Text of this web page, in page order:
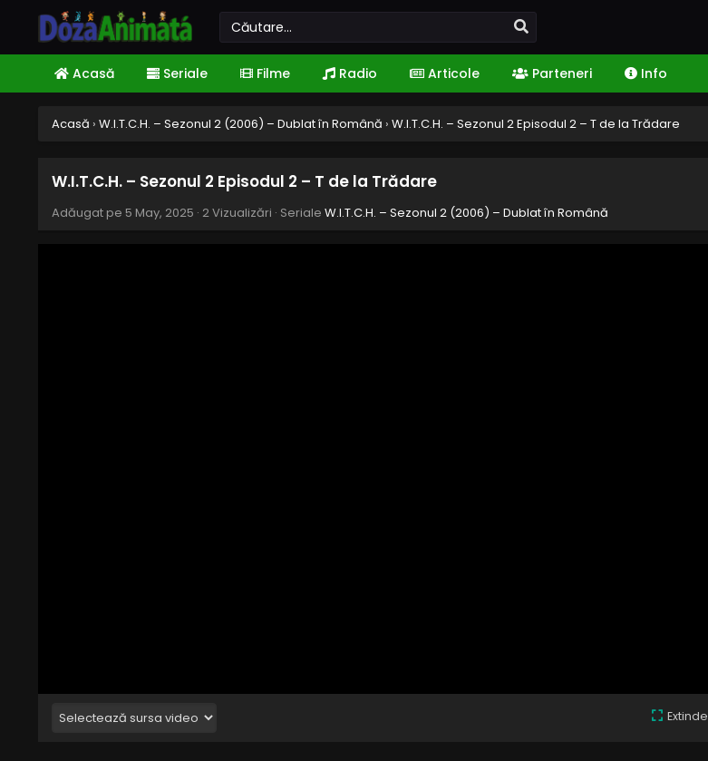
Acasă Seriale Filme Radio Articole Parteneri Info
Acasă › W.I.T.C.H. – Sezonul 2 (2006) – Dublat în Română › W.I.T.C.H. – Sezonul 2 Episodul 2 – T de la Trădare
W.I.T.C.H. – Sezonul 2 Episodul 2 – T de la Trădare
Adăugat pe 5 May, 2025 · 2 Vizualizări · Seriale W.I.T.C.H. – Sezonul 2 (2006) – Dublat în Română
Extinde